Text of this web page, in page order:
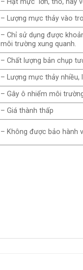
– Hạt mực lớn, thô, hay
– Lượng mực thảy vào
– Chỉ sử dụng được
môi trường xung quanh.
– Chất lượng bản chụp
– Lượng mực thảy nhiều,
– Gây ô nhiểm môi
– Giá thành thấp
– Không được bảo hành